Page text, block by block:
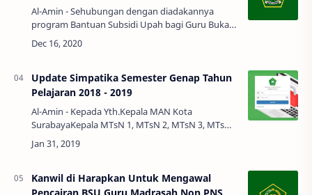
Al-Amin - Sehubungan dengan diadakannya
program Bantuan Subsidi Upah bagi Guru Bukan
Pegawai Negeri Sipil Tahun Anggaran 2020 (BSU
GBPNS 2020), maka dengan ini kami sa…
Update Simpatika Semester Genap Tahun
Pelajaran 2018 - 2019
Al-Amin - Kepada Yth.Kepala MAN Kota
SurabayaKepala MTsN 1, MTsN 2, MTsN 3, MTsN
4 Kota SurabayaKepala MIN 1 dan MIN 2 Kota
SurabayaKepala MA/ MTs/ MI/ RA Sw…
Kanwil di Harapkan Untuk Mengawal